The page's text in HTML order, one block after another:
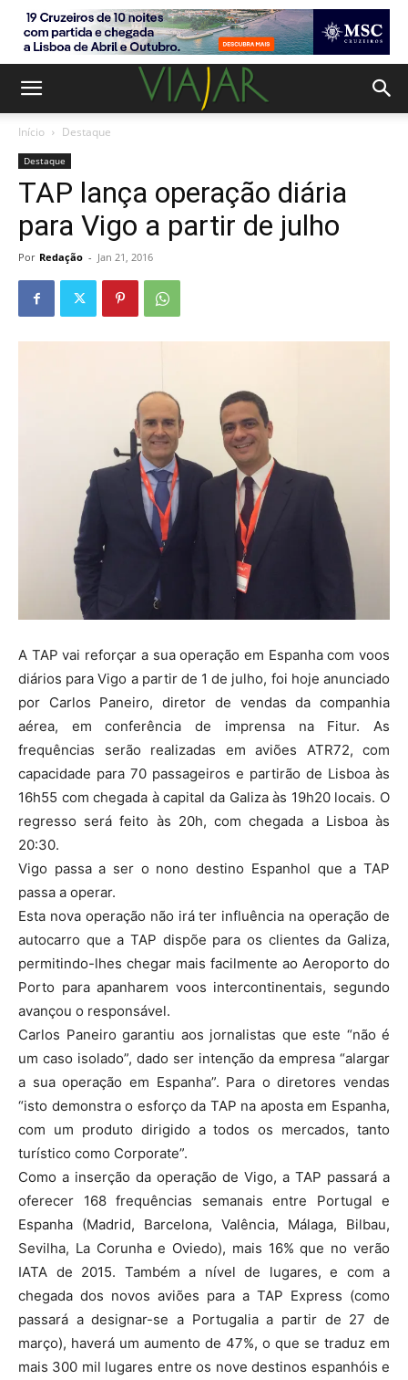
Início Destaque
Destaque
TAP lança operação diária
para Vigo a partir de julho
Por Redação - Jan 21, 2016
A TAP vai reforçar a sua operação em Espanha com voos
diários para Vigo a partir de 1 de julho, foi hoje anunciado
por Carlos Paneiro, diretor de vendas da companhia
aérea, em conferência de imprensa na Fitur. As
frequências serão realizadas em aviões ATR72, com
capacidade para 70 passageiros e partirão de Lisboa às
16h55 com chegada à capital da Galiza às 19h20 locais. O
regresso será feito às 20h, com chegada a Lisboa às
20:30.
Vigo passa a ser o nono destino Espanhol que a TAP
passa a operar.
Esta nova operação não irá ter influência na operação de
autocarro que a TAP dispõe para os clientes da Galiza,
permitindo-lhes chegar mais facilmente ao Aeroporto do
Porto para apanharem voos intercontinentais, segundo
avançou o responsável.
Carlos Paneiro garantiu aos jornalistas que este “não é
um caso isolado”, dado ser intenção da empresa “alargar
a sua operação em Espanha”. Para o diretores vendas
“isto demonstra o esforço da TAP na aposta em Espanha,
com um produto dirigido a todos os mercados, tanto
turístico como Corporate”.
Como a inserção da operação de Vigo, a TAP passará a
oferecer 168 frequências semanais entre Portugal e
Espanha (Madrid, Barcelona, Valência, Málaga, Bilbau,
Sevilha, La Corunha e Oviedo), mais 16% que no verão
IATA de 2015. Também a nível de lugares, e com a
chegada dos novos aviões para a TAP Express (como
passará a designar-se a Portugalia a partir de 27 de
março), haverá um aumento de 47%, o que se traduz em
mais 300 mil lugares entre os nove destinos espanhóis e